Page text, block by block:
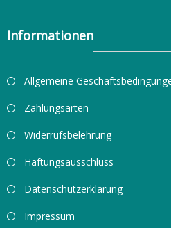
Informationen
Allgemeine
Zahlungsarten
Widerrufsbelehrung
Haftungsausschluss
Datenschutzerklärung
Impressum